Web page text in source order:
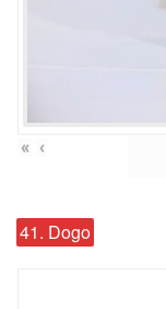
« ‹
41. Dogo